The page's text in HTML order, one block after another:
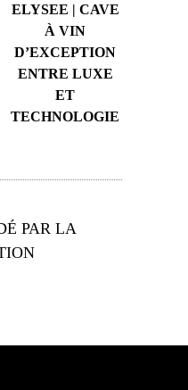
ELYSEE | CAVE
À VIN
D’EXCEPTION
ENTRE LUXE
ET
TECHNOLOGIE
PAR LA